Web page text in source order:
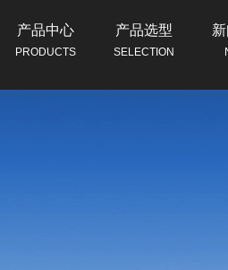
产品中心
PRODUCTS
产品选型
SELECTION